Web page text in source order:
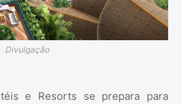
Divulgação
e Resorts se prepara para